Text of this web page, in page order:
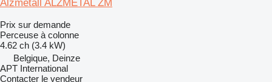
Alzmetall ALZMETAL ZM
Prix sur demande
Perceuse à colonne
4.62 ch (3.4 kW)
Belgique, Deinze
APT International
Contacter le vendeur